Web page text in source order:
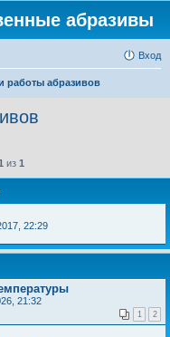
абразивы
Вход
работы абразивов
из 1
22:29
21:32
1 2